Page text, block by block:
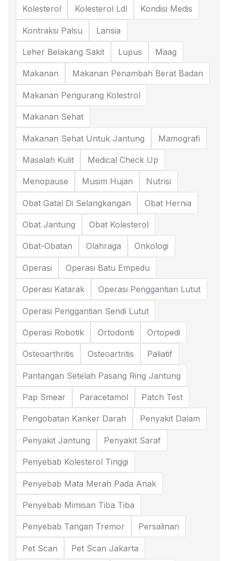
Kolesterol Kolesterol Ldl Kondisi Medis
Kontraksi Palsu Lansia
Leher Belakang Sakit Lupus Maag
Makanan Makanan Penambah Berat Badan
Makanan Pengurang Kolestrol
Makanan Sehat
Makanan Sehat Untuk Jantung Mamografi
Masalah Kulit Medical Check Up
Menopause Musim Hujan Nutrisi
Obat Gatal Di Selangkangan Obat Hernia
Obat Jantung Obat Kolesterol
Obat-Obatan Olahraga Onkologi
Operasi Operasi Batu Empedu
Operasi Katarak Operasi Penggantian Lutut
Operasi Penggantian Sendi Lutut
Operasi Robotik Ortodonti Ortopedi
Osteoarthritis Osteoartritis Paliatif
Pantangan Setelah Pasang Ring Jantung
Pap Smear Paracetamol Patch Test
Pengobatan Kanker Darah Penyakit Dalam
Penyakit Jantung Penyakit Saraf
Penyebab Kolesterol Tinggi
Penyebab Mata Merah Pada Anak
Penyebab Mimisan Tiba Tiba
Penyebab Tangan Tremor Persalinan
Pet Scan Pet Scan Jakarta